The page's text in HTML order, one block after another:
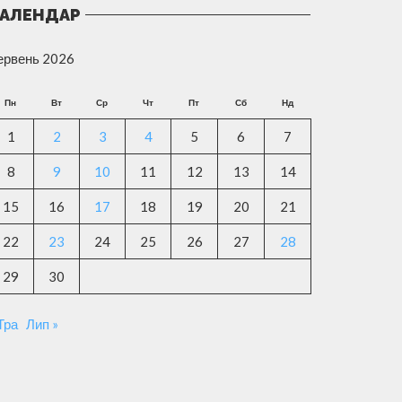
2026
Пн Вт Ср Чт Пт Сб Нд
1 2 3 4 5 6 7
8 9 10 11 12 13 14
15 16 17 18 19 20 21
22 23 24 25 26 27 28
29 30
Лип »